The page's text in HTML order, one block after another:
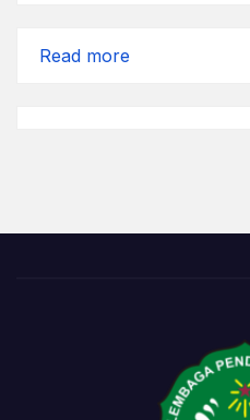
Read more